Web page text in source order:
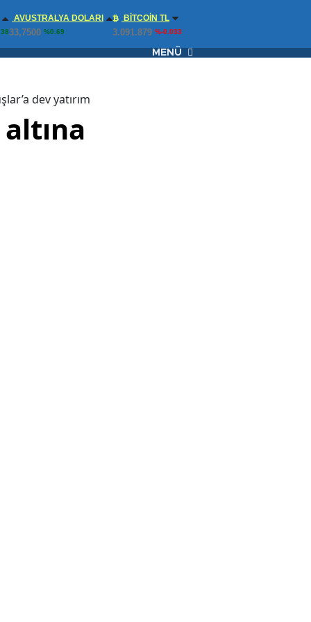
AVUSTRALYA DOLARI
33,7500 %0.69
BITCOIN TL
3.091.879 %-0.033
MENÜ
dev yatırım